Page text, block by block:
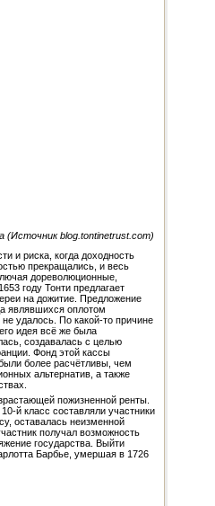
blog.tontinetrust.com)
и риска, когда доходность
прекращались, и весь
дореволюционные,
году Тонти предлагает
на дожитие. Предложение
являвшихся оплотом
удалось. По какой-то причине
идея всё же была
создавалась с целью
Фонд этой кассы
более расчётливы, чем
альтернатив, а также
пожизненной ренты.
й класс составляли участники
оставалась неизменной
получал возможность
государства. Выйти
Барбье, умершая в 1726